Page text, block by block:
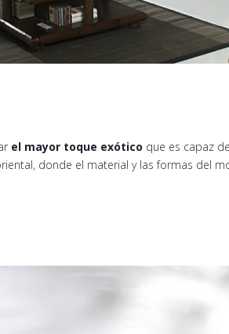
el mayor toque exótico que es capaz
donde el material y las formas del